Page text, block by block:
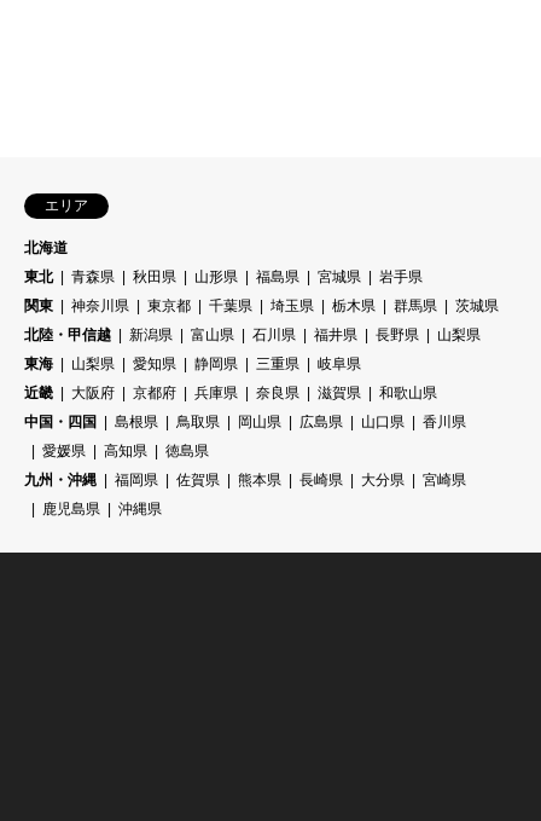
エリア
北海道
東北
青森県 秋田県 山形県 福島県 宮城県
岩手県
関東
神奈川県 東京都 千葉県 埼玉県 栃木県 群馬県
茨城県
北陸・甲信越
新潟県 富山県 石川県 福井県 長野県
山梨県
東海
山梨県 愛知県 静岡県 三重県
岐阜県
近畿
大阪府 京都府 兵庫県 奈良県 滋賀県
和歌山県
中国・四国
島根県 鳥取県 岡山県 広島県 山口県
香川県
愛媛県
高知県
徳島県
九州・沖縄
福岡県 佐賀県 熊本県 長崎県 大分県
宮崎県
鹿児島県
沖縄県